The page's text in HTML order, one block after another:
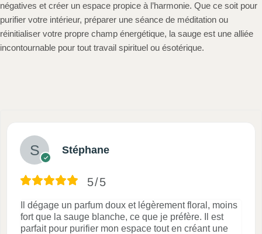
négatives et créer un espace propice à l’harmonie. Que ce soit pour
purifier votre intérieur, préparer une séance de méditation ou
réinitialiser votre propre champ énergétique, la sauge est une alliée
incontournable pour tout travail spirituel ou ésotérique.
Stéphane
5/5
Il dégage un parfum doux et légèrement floral, moins
fort que la sauge blanche, ce que je préfère. Il est
parfait pour purifier mon espace tout en créant une